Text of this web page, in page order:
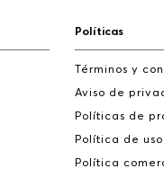
Políticas
Términos y
Aviso de
Políticas de
Política de
Política